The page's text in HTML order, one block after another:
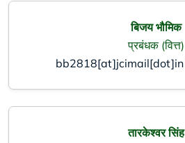
बिजय भौमिक
प्रबंधक (वित्त)
bb2818[at]jcimail[dot]in
तारकेश्वर सिंह